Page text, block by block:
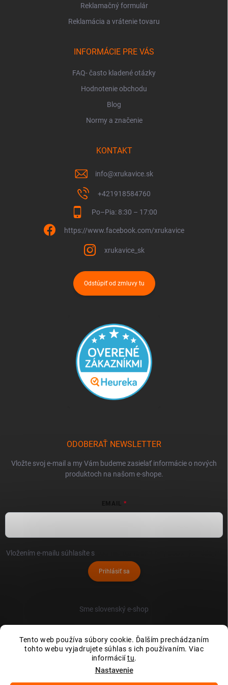
Tento web používa súbory cookie. Ďalším prechádzaním
tohto webu vyjadrujete súhlas s ich používaním. Viac
informáciítu.
Nastavenie
Reklamačný formulár
Reklamácia a vrátenie tovaru
INFORMÁCIE PRE VÁS
FAQ- často kladené otázky
Hodnotenie obchodu
Blog
Normy a značenie
KONTAKT
info@xrukavice.sk
+421918584760
Po–Pia: 8:30 – 17:00
https://www.facebook.com/xrukavice
xrukavice_sk
Odstúpiť od zmluvy tu
ODOBERAŤ NEWSLETTER
Vložte svoj e-mail a my Vám budeme zasielať informácie o nových
produktoch na našom e-shope.
EMAIL
Vložením e-mailu súhlasíte s
Prihlásiť sa
Sme slovenský e-shop